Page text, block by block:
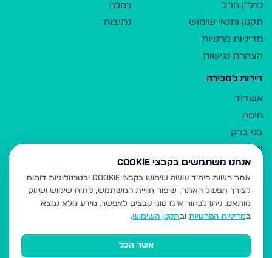
נדל"ן חו"ל
תקנון ותנאי שימוש
מדיניות פרטיות
הצהרת נגישות
רמלה
נתיבות
דירות למכירה
אשדוד
חיפה
בני ברק
ירושלים
אלעד
גבעת זאב
בית שמש
רכסים
מודיעין עילית
אנחנו משתמשים בקבצי Cookie
אתר רשות היחיד עושה שימוש בקבצי Cookie ובטכנולוגיות דומות
לצורך תפעול האתר, שיפור חוויית המשתמש, ניתוח שימוש ושיווק
מותאם. ניתן לבחור אילו סוגי קבצים לאפשר. מידע מלא נמצא
במדיניות הפרטיות ובתקנון השימוש.
אשר הכל